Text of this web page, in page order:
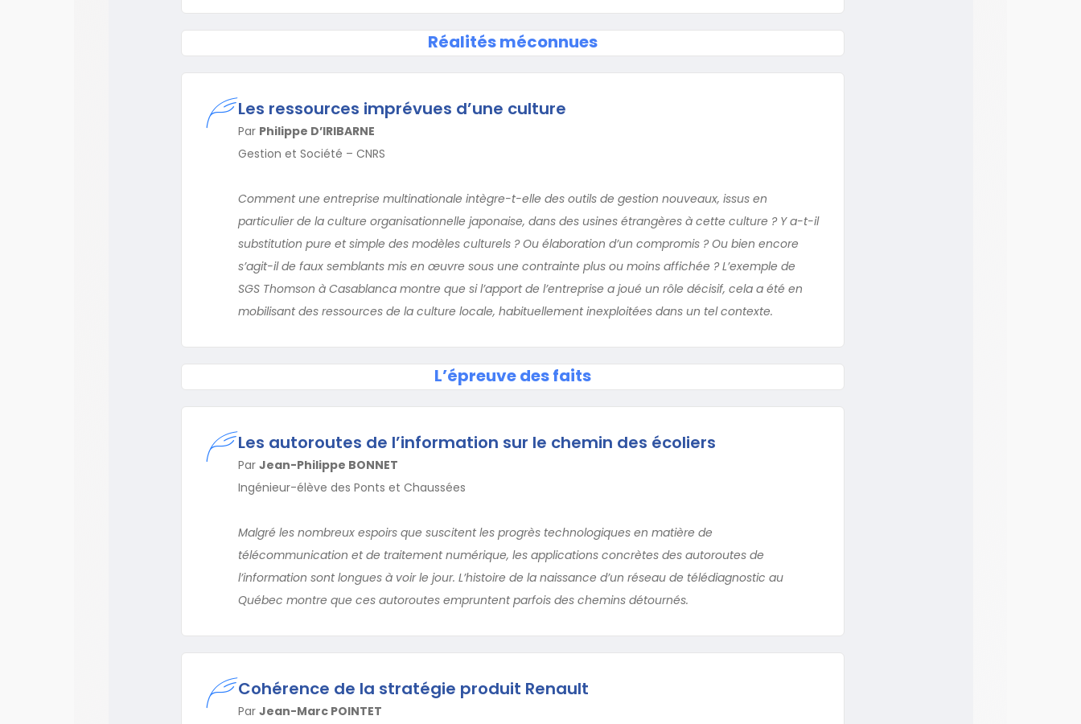
Réalités méconnues
Les ressources imprévues d’une culture
Par Philippe D’IRIBARNE
Gestion et Société – CNRS
Comment une entreprise multinationale intègre-t-elle des outils de gestion nouveaux, issus en
particulier de la culture organisationnelle japonaise, dans des usines étrangères à cette culture ? Y a-t-il
substitution pure et simple des modèles culturels ? Ou élaboration d’un compromis ? Ou bien encore
s’agit-il de faux semblants mis en œuvre sous une contrainte plus ou moins affichée ? L’exemple de
SGS Thomson à Casablanca montre que si l’apport de l’entreprise a joué un rôle décisif, cela a été en
mobilisant des ressources de la culture locale, habituellement inexploitées dans un tel contexte.
L’épreuve des faits
Les autoroutes de l’information sur le chemin des écoliers
Par Jean-Philippe BONNET
Ingénieur-élève des Ponts et Chaussées
Malgré les nombreux espoirs que suscitent les progrès technologiques en matière de
télécommunication et de traitement numérique, les applications concrètes des autoroutes de
l’information sont longues à voir le jour. L’histoire de la naissance d’un réseau de télédiagnostic au
Québec montre que ces autoroutes empruntent parfois des chemins détournés.
Cohérence de la stratégie produit Renault
Par Jean-Marc POINTET